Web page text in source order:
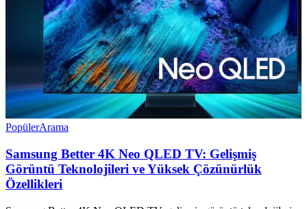
PopülerArama
Samsung Better 4K Neo QLED TV: Gelişmiş
Görüntü Teknolojileri ve Yüksek Çözünürlük
Özellikleri